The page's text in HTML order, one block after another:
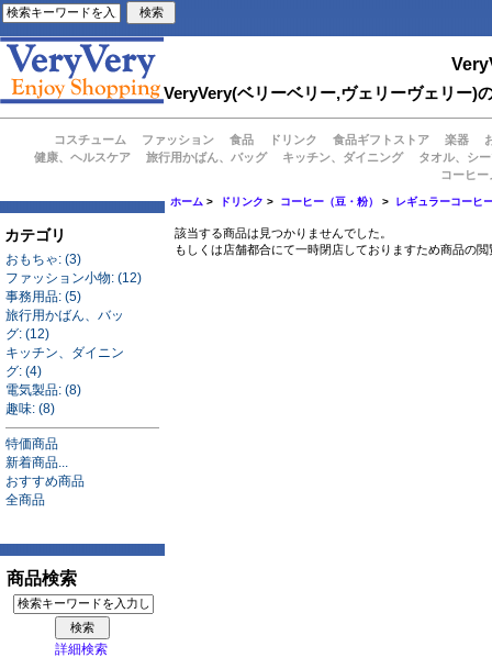
VeryVery(ベリーベリー,ヴェリーヴェリー)
コスチューム ファッション 食品 ドリンク 食品ギフトストア 楽器
健康、ヘルスケア
旅行用かばん、バッグ キッチン、ダイニング
タオル、シ
コーヒ
カテゴリ
おもちゃ: (3)
ファッション小物: (12)
事務用品: (5)
旅行用かばん、バッ
グ: (12)
キッチン、ダイニン
グ: (4)
電気製品: (8)
趣味: (8)
特価商品
新着商品...
おすすめ商品
全商品
商品検索
詳細検索
ホーム > ドリンク > コーヒー（豆・粉） > レギュラーコーヒ
該当する商品は見つかりませんでした。
もしくは店舗都合にて一時閉店しておりますため商品の